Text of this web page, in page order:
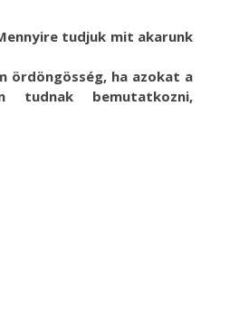
tudjuk mit akarunk
ördöngösség, ha azokat a
tudnak bemutatkozni,